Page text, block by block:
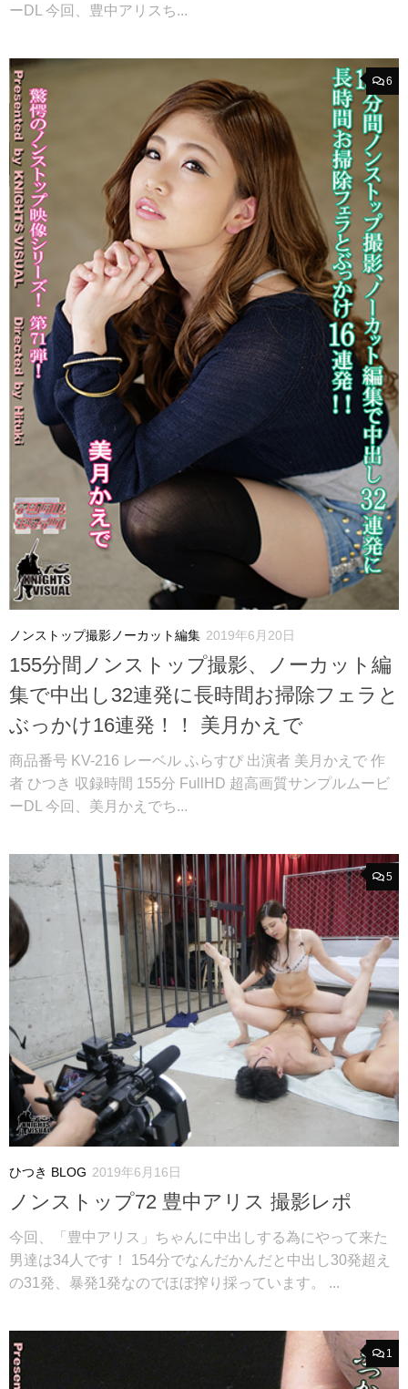
ーDL 今回、豊中アリスち...
6
ノンストップ撮影ノーカット編集 2019年6月20日
155分間ノンストップ撮影、ノーカット編
集で中出し32連発に長時間お掃除フェラと
ぶっかけ16連発！！ 美月かえで
商品番号 KV-216 レーベル ふらすぴ 出演者 美月かえで 作
者 ひつき 収録時間 155分 FullHD 超高画質サンプルムービ
ーDL 今回、美月かえでち...
5
ひつき BLOG 2019年6月16日
ノンストップ72 豊中アリス 撮影レポ
今回、「豊中アリス」ちゃんに中出しする為にやって来た
男達は34人です！ 154分でなんだかんだと中出し30発超え
の31発、暴発1発なのでほぼ搾り採っています。 ...
1